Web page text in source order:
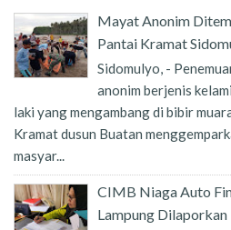
Mayat Anonim
Pantai Kramat
Sidomulyo, -
anonim berjenis
laki yang mengambang di bibir
Kramat dusun Buatan
masyar...
CIMB Niaga Auto
Lampung Dilaporkan